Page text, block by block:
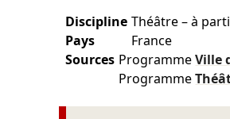
Discipline Théâtre – à
Pays
France
Sources ProgrammeVille
Programme